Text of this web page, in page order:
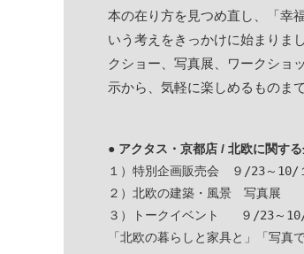
本の在り方を見つめ直し、「幸
いう考えをきっかけに始まりま
クショー、写真展、ワークショ
示から、気軽に楽しめるものま
● アクタス・京都店 / 北欧に関す
１）特別企画販売会　９/23～
２）北欧の建築・風景　写真展
３）トークイベント   ９/23～
「北欧の暮らしと家具と」「写真